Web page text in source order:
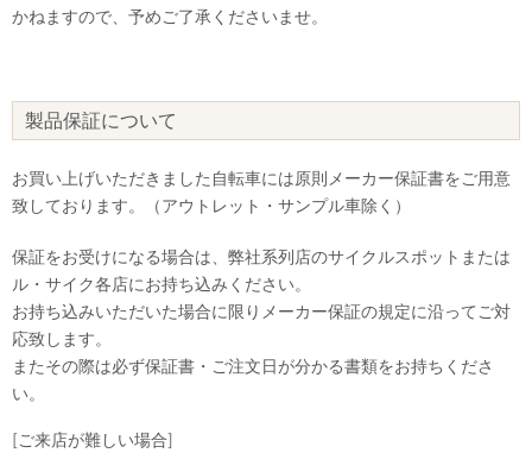
かねますので、予めご了承くださいませ。
製品保証について
お買い上げいただきました自転車には原則メーカー保証書をご用意
致しております。（アウトレット・サンプル車除く）
保証をお受けになる場合は、弊社系列店のサイクルスポットまたは
ル・サイク各店にお持ち込みください。
お持ち込みいただいた場合に限りメーカー保証の規定に沿ってご対
応致します。
またその際は必ず保証書・ご注文日が分かる書類をお持ちくださ
い。
[ご来店が難しい場合]